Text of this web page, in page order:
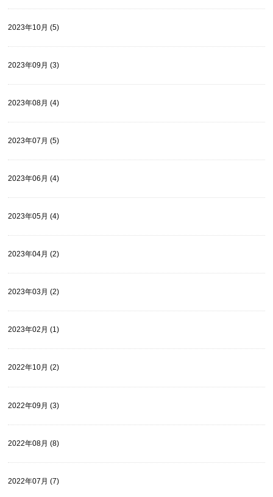
2023年10月 (5)
2023年09月 (3)
2023年08月 (4)
2023年07月 (5)
2023年06月 (4)
2023年05月 (4)
2023年04月 (2)
2023年03月 (2)
2023年02月 (1)
2022年10月 (2)
2022年09月 (3)
2022年08月 (8)
2022年07月 (7)